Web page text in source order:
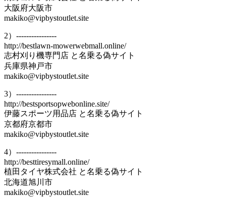
大阪府大阪市
makiko@vipbystoutlet.site
2）----------------
http://bestlawn-mowerwebmall.online/
志村刈り機専門店 と名乗る偽サイト
兵庫県神戸市
makiko@vipbystoutlet.site
3）----------------
http://bestsportsopwebonline.site/
伊藤スポーツ用品店 と名乗る偽サイト
京都府京都市
makiko@vipbystoutlet.site
4）----------------
http://besttiresymall.online/
植田タイヤ株式会社 と名乗る偽サイト
北海道旭川市
makiko@vipbystoutlet.site